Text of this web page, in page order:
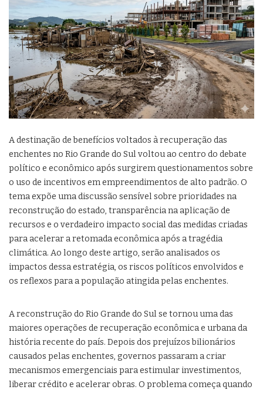
A destinação de benefícios voltados à recuperação das
enchentes no Rio Grande do Sul voltou ao centro do debate
político e econômico após surgirem questionamentos sobre
o uso de incentivos em empreendimentos de alto padrão. O
tema expõe uma discussão sensível sobre prioridades na
reconstrução do estado, transparência na aplicação de
recursos e o verdadeiro impacto social das medidas criadas
para acelerar a retomada econômica após a tragédia
climática. Ao longo deste artigo, serão analisados os
impactos dessa estratégia, os riscos políticos envolvidos e
os reflexos para a população atingida pelas enchentes.
A reconstrução do Rio Grande do Sul se tornou uma das
maiores operações de recuperação econômica e urbana da
história recente do país. Depois dos prejuízos bilionários
causados pelas enchentes, governos passaram a criar
mecanismos emergenciais para estimular investimentos,
liberar crédito e acelerar obras. O problema começa quando